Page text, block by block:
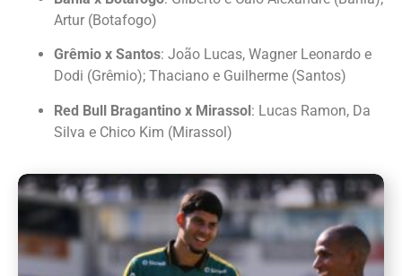
Artur (Botafogo)
Grêmio x Santos: João Lucas, Wagner Leonardo e
Dodi (Grêmio); Thaciano e Guilherme (Santos)
Red Bull Bragantino x Mirassol: Lucas Ramon, Da
Silva e Chico Kim (Mirassol)